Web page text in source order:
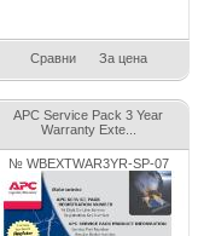
Сравни За цена
APC Service Pack 3 Year
Warranty Exte...
№ WBEXTWAR3YR-SP-07